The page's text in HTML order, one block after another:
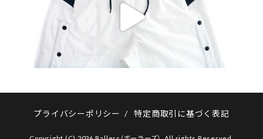
プライバシーポリシー / 特定商取引に基づく表記